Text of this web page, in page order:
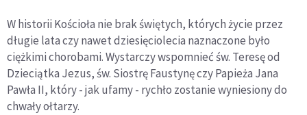
W historii Kościoła nie brak świętych, których życie przez
długie lata czy nawet dziesięciolecia naznaczone było
ciężkimi chorobami. Wystarczy wspomnieć św. Teresę od
Dzieciątka Jezus, św. Siostrę Faustynę czy Papieża Jana
Pawła II, który - jak ufamy - rychło zostanie wyniesiony do
chwały ołtarzy.